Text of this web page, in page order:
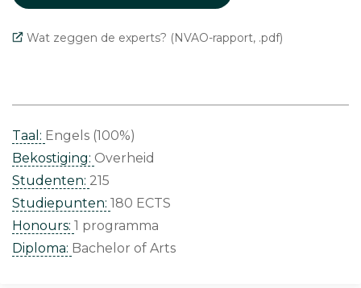
Wat zeggen de experts? (NVAO-rapport, .pdf)
Taal: Engels (100%)
Bekostiging: Overheid
Studenten: 215
Studiepunten: 180 ECTS
Honours: 1 programma
Diploma: Bachelor of Arts